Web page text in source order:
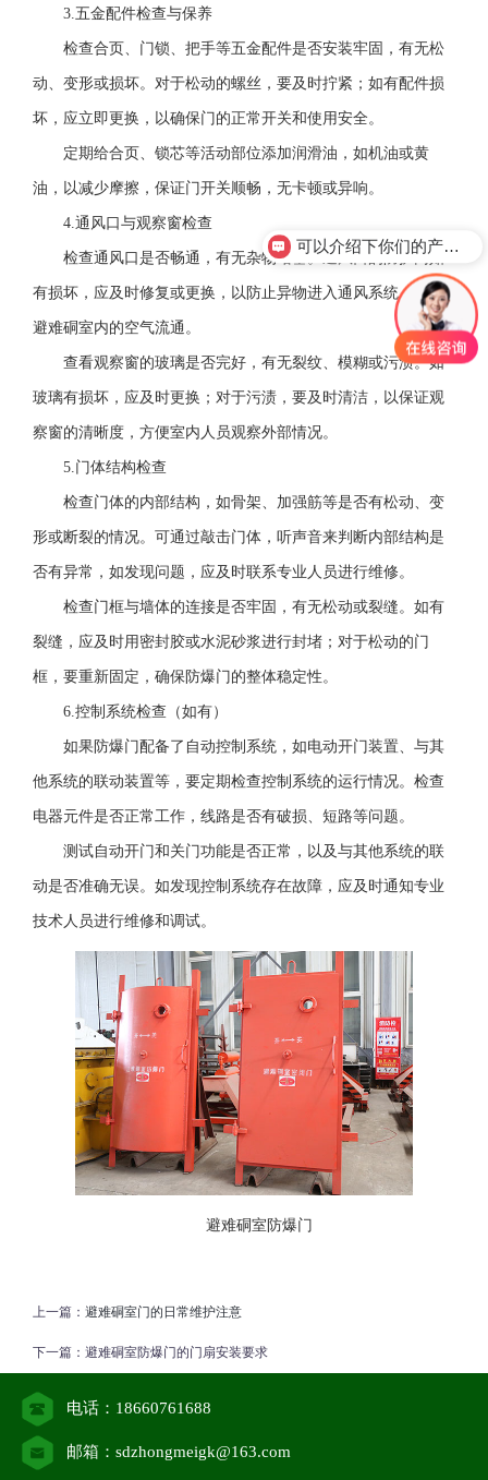
3.五金配件检查与保养
检查合页、门锁、把手等五金配件是否安装牢固，有无松
动、变形或损坏。对于松动的螺丝，要及时拧紧；如有配件损
坏，应立即更换，以确保门的正常开关和使用安全。
定期给合页、锁芯等活动部位添加润滑油，如机油或黄
油，以减少摩擦，保证门开关顺畅，无卡顿或异响。
4.通风口与观察窗检查
检查通风口是否畅通，有无杂物堵塞。通风口的防护网如
有损坏，应及时修复或更换，以防止异物进入通风系统，影响
避难硐室内的空气流通。
查看观察窗的玻璃是否完好，有无裂纹、模糊或污渍。如
玻璃有损坏，应及时更换；对于污渍，要及时清洁，以保证观
察窗的清晰度，方便室内人员观察外部情况。
5.门体结构检查
检查门体的内部结构，如骨架、加强筋等是否有松动、变
形或断裂的情况。可通过敲击门体，听声音来判断内部结构是
否有异常，如发现问题，应及时联系专业人员进行维修。
检查门框与墙体的连接是否牢固，有无松动或裂缝。如有
裂缝，应及时用密封胶或水泥砂浆进行封堵；对于松动的门
框，要重新固定，确保防爆门的整体稳定性。
6.控制系统检查（如有）
如果防爆门配备了自动控制系统，如电动开门装置、与其
他系统的联动装置等，要定期检查控制系统的运行情况。检查
电器元件是否正常工作，线路是否有破损、短路等问题。
测试自动开门和关门功能是否正常，以及与其他系统的联
动是否准确无误。如发现控制系统存在故障，应及时通知专业
技术人员进行维修和调试。
避难硐室防爆门
上一篇： 避难硐室门的日常维护注意
下一篇： 避难硐室防爆门的门扇安装要求
电话：18660761688
邮箱：sdzhongmeigk@163.com
可以介绍下你们的产品么？